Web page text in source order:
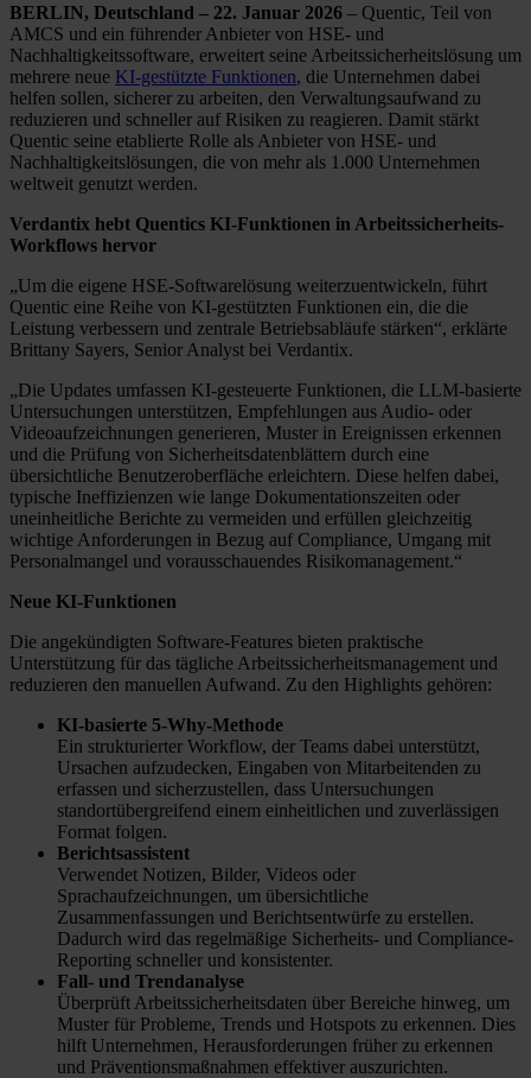
BERLIN, Deutschland – 22. Januar 2026 – Quentic, Teil von
AMCS und ein führender Anbieter von HSE- und
Nachhaltigkeitssoftware, erweitert seine Arbeitssicherheitslösung um
mehrere neue KI-gestützte Funktionen, die Unternehmen dabei
helfen sollen, sicherer zu arbeiten, den Verwaltungsaufwand zu
reduzieren und schneller auf Risiken zu reagieren. Damit stärkt
Quentic seine etablierte Rolle als Anbieter von HSE- und
Nachhaltigkeitslösungen, die von mehr als 1.000 Unternehmen
weltweit genutzt werden.
Verdantix hebt Quentics KI-Funktionen in Arbeitssicherheits-
Workflows hervor
„Um die eigene HSE-Softwarelösung weiterzuentwickeln, führt
Quentic eine Reihe von KI-gestützten Funktionen ein, die die
Leistung verbessern und zentrale Betriebsabläufe stärken“, erklärte
Brittany Sayers, Senior Analyst bei Verdantix.
„Die Updates umfassen KI-gesteuerte Funktionen, die LLM-basierte
Untersuchungen unterstützen, Empfehlungen aus Audio- oder
Videoaufzeichnungen generieren, Muster in Ereignissen erkennen
und die Prüfung von Sicherheitsdatenblättern durch eine
übersichtliche Benutzeroberfläche erleichtern. Diese helfen dabei,
typische Ineffizienzen wie lange Dokumentationszeiten oder
uneinheitliche Berichte zu vermeiden und erfüllen gleichzeitig
wichtige Anforderungen in Bezug auf Compliance, Umgang mit
Personalmangel und vorausschauendes Risikomanagement.“
Neue KI-Funktionen
Die angekündigten Software-Features bieten praktische
Unterstützung für das tägliche Arbeitssicherheitsmanagement und
reduzieren den manuellen Aufwand. Zu den Highlights gehören:
KI-basierte 5-Why-Methode
Ein strukturierter Workflow, der Teams dabei unterstützt,
Ursachen aufzudecken, Eingaben von Mitarbeitenden zu
erfassen und sicherzustellen, dass Untersuchungen
standortübergreifend einem einheitlichen und zuverlässigen
Format folgen.
Berichtsassistent
Verwendet Notizen, Bilder, Videos oder
Sprachaufzeichnungen, um übersichtliche
Zusammenfassungen und Berichtsentwürfe zu erstellen.
Dadurch wird das regelmäßige Sicherheits- und Compliance-
Reporting schneller und konsistenter.
Fall- und Trendanalyse
Überprüft Arbeitssicherheitsdaten über Bereiche hinweg, um
Muster für Probleme, Trends und Hotspots zu erkennen. Dies
hilft Unternehmen, Herausforderungen früher zu erkennen
und Präventionsmaßnahmen effektiver auszurichten.